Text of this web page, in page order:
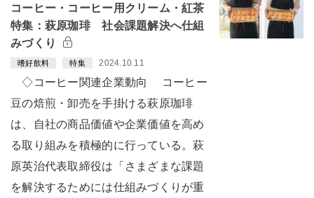
コーヒー・コーヒー用クリーム・紅茶
特集：萩原珈琲 社会課題解決へ仕組
みづくり
嗜好飲料 特集 2024.10.11
◇コーヒー関連企業動向 コーヒー
豆の焙煎・卸売を手掛ける萩原珈琲
は、自社の商品価値や企業価値を高め
る取り組みを積極的に行っている。萩
原英治代表取締役は「さまざまな課題
を解決するためには仕組みづくりが重